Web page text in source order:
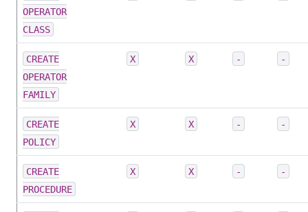
OPERATOR
CLASS
CREATE
OPERATOR
FAMILY
X X - -
CREATE
POLICY
X X - -
CREATE
PROCEDURE
X X - -